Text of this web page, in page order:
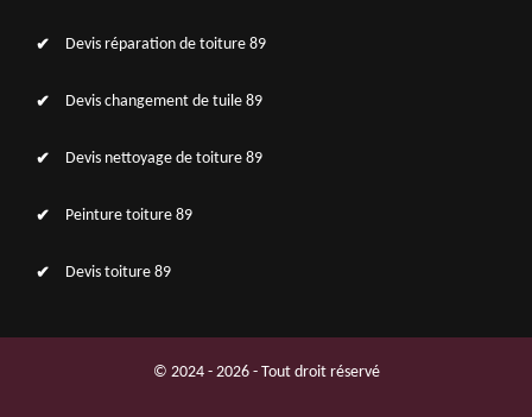
Devis réparation de toiture 89
Devis changement de tuile 89
Devis nettoyage de toiture 89
Peinture toiture 89
Devis toiture 89
© 2024 - 2026 - Tout droit réservé